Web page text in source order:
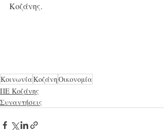
Κοζάνης.
ΚοινωνίαΚοζάνηΟικονομία
ΠΕ Κοζάνης
Συναντήσεις